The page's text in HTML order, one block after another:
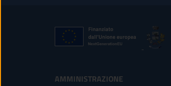
AMMINISTRAZIONE